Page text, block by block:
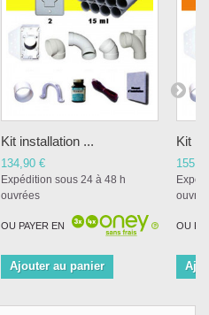
Kit installation ...
134,90 €
Expédition sous 24 à 48 h
ouvrées
OU PAYER EN
Ajouter au panier
Kit
OU